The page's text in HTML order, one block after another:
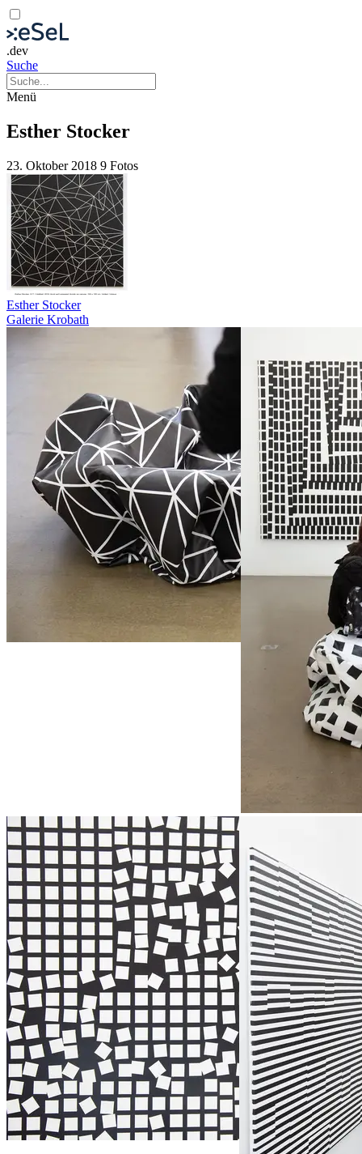
.dev
Suche
Menü
Esther Stocker
23. Oktober 2018 9 Fotos
Esther Stocker
Galerie Krobath